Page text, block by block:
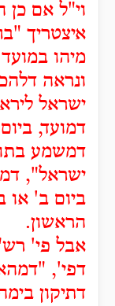
וי"ל אם כן
איצטריך
מיהו
ונראה
ישראל
דמועד,
דמשמע
ישראל",
ביום ב' או
הראשון.
אבל פי'
דפי',
דתיקון